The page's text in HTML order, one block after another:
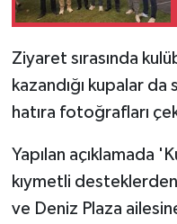
Ziyaret sırasında
kazandığı kupalar da
hatıra fotoğrafları
Yapılan açıklamada
kıymetli
ve Deniz Plaza
SAĞLIK
SİYASET
TATLISU
TEKNOLOJİ